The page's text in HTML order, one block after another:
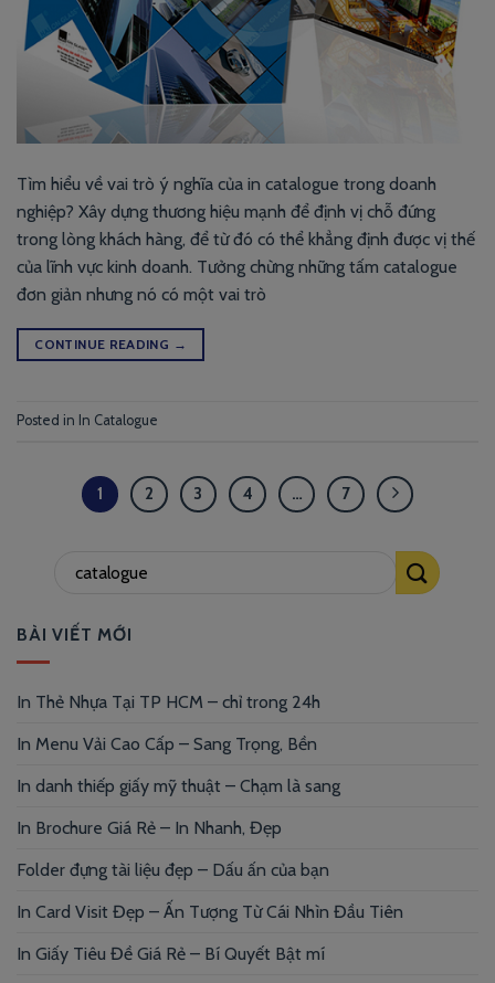
Tìm hiểu về vai trò ý nghĩa của in catalogue trong doanh
nghiệp? Xây dựng thương hiệu mạnh để định vị chỗ đứng
trong lòng khách hàng, để từ đó có thể khẳng định được vị thế
của lĩnh vực kinh doanh. Tưởng chừng những tấm catalogue
đơn giản nhưng nó có một vai trò
CONTINUE READING →
Posted in In Catalogue
1 2 3 4 … 7
BÀI VIẾT MỚI
In Thẻ Nhựa Tại TP HCM – chỉ trong 24h
In Menu Vải Cao Cấp – Sang Trọng, Bền
In danh thiếp giấy mỹ thuật – Chạm là sang
In Brochure Giá Rẻ – In Nhanh, Đẹp
Folder đựng tài liệu đẹp – Dấu ấn của bạn
In Card Visit Đẹp – Ấn Tượng Từ Cái Nhìn Đầu Tiên
In Giấy Tiêu Đề Giá Rẻ – Bí Quyết Bật mí